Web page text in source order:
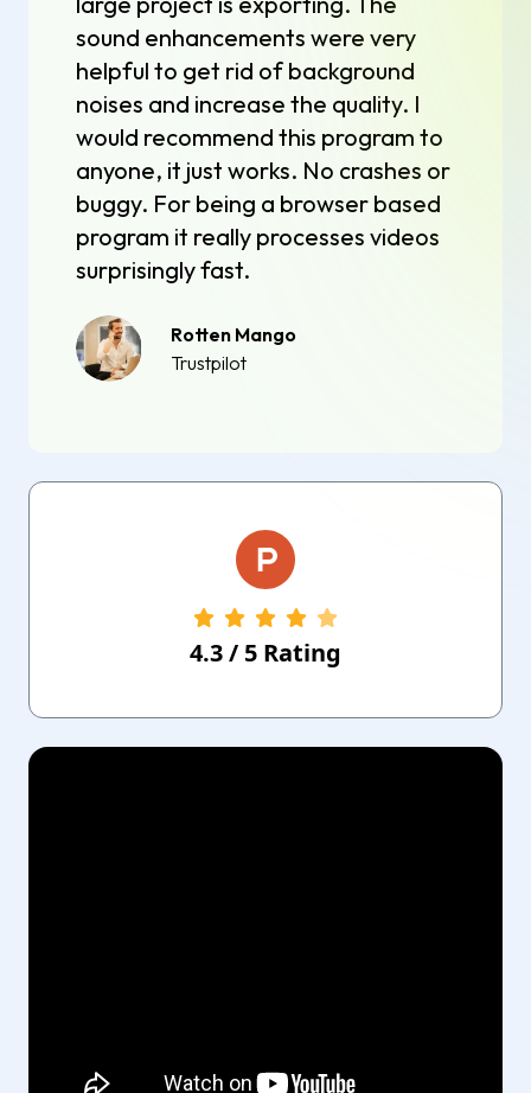
sound enhancements were very
helpful to get rid of background
noises and increase the quality. I
would recommend this program to
anyone, it just works. No crashes or
buggy. For being a browser based
program it really processes videos
surprisingly fast.
Rotten Mango
Trustpilot
4.3/ 5 Rating